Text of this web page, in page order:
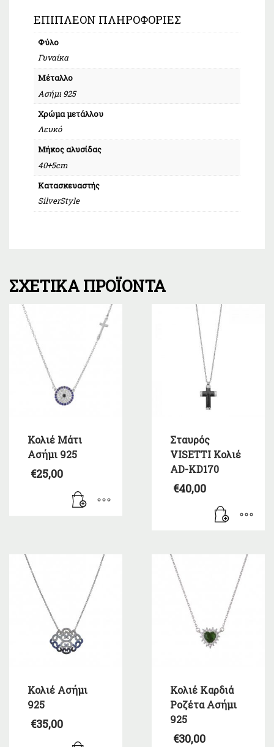
ΕΠΙΠΛΈΟΝ ΠΛΗΡΟΦΟΡΊΕΣ
Φύλο
Γυναίκα
Μέταλλο
Ασήμι 925
Χρώμα μετάλλου
Λευκό
Μήκος αλυσίδας
40+5cm
Κατασκευαστής
SilverStyle
ΣΧΕΤΙΚΆ ΠΡΟΪΌΝΤΑ
Κολιέ Μάτι
Ασήμι 925
€25,00
Σταυρός
VISETTI Κολιέ
AD-KD170
€40,00
Κολιέ Ασήμι
925
€35,00
Κολιέ Καρδιά
Ροζέτα Ασήμι
925
€30,00